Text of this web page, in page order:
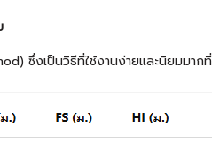
ซึ่งเป็นวิธีที่ใช้งานง่ายและนิยมมากที่